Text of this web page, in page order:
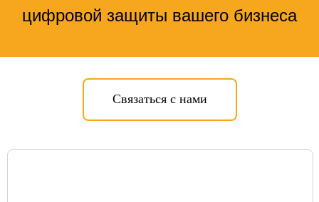
цифровой защиты вашего бизнеса
Связаться с нами
NTA
WAF
SA